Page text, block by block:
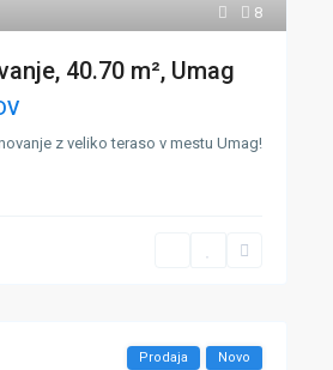
8
40.70 m², Umag
z veliko teraso v mestu Umag!
Prodaja Novo